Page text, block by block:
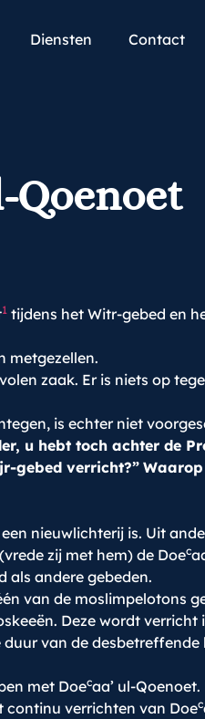
Diensten Contact
Qoenoet
1 tijdens het Witr-gebed en
metgezellen.
zaak. Er is niets op
is echter niet
u hebt toch achter de
gebed verricht?”
nieuwlichterij is. Uit
zij met hem) de Doec
als andere gebeden.
van de moslimpelotons
Deze wordt verricht
van de
met Doecaa’ ul-
continu verrichten van Doec